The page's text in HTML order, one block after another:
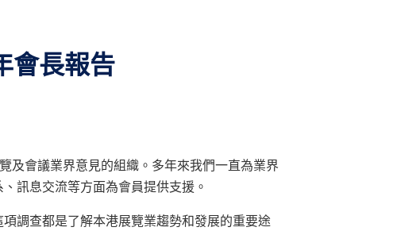
會長報告
及會議業界意見的組織。多年來我們一直為業界
訊息交流等方面為會員提供支援。
調查都是了解本港展覽業趨勢和發展的重要途